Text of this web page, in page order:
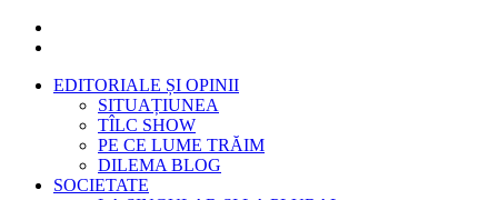
EDITORIALE ȘI OPINII
SITUAȚIUNEA
TÎLC SHOW
PE CE LUME TRĂIM
DILEMA BLOG
SOCIETATE